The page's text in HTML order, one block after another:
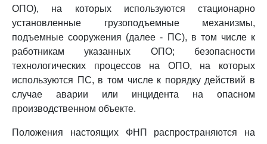
ОПО), на которых используются стационарно
установленные грузоподъемные механизмы,
подъемные сооружения (далее - ПС), в том числе к
работникам указанных ОПО; безопасности
технологических процессов на ОПО, на которых
используются ПС, в том числе к порядку действий в
случае аварии или инцидента на опасном
производственном объекте.
Положения настоящих ФНП распространяются на